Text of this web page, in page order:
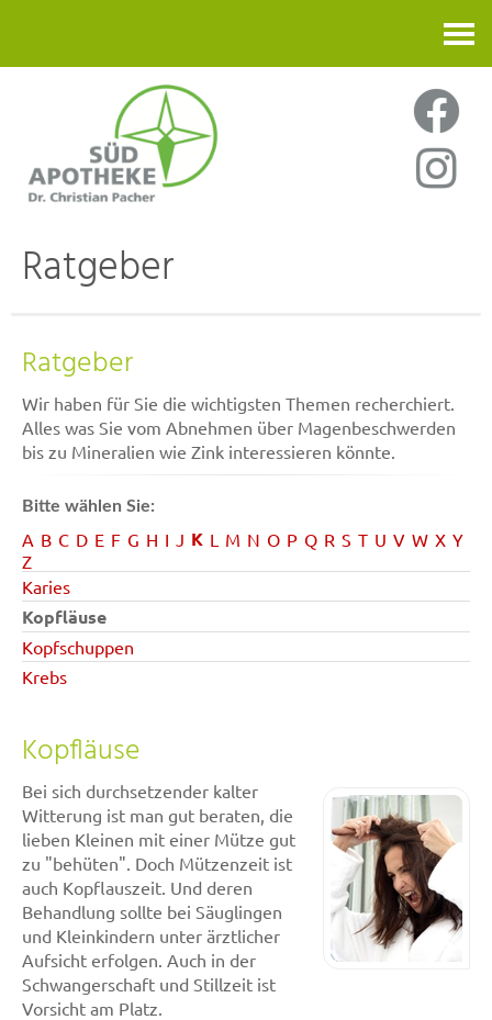
Ratgeber
Ratgeber
Wir haben für Sie die wichtigsten Themen recherchiert.
Alles was Sie vom Abnehmen über Magenbeschwerden
bis zu Mineralien wie Zink interessieren könnte.
Bitte wählen Sie:
A B C D E F G H I J K L M N O P Q R S T U V W X Y
Z
Karies
Kopfläuse
Kopfschuppen
Krebs
Kopfläuse
Bei sich durchsetzender kalter
Witterung ist man gut beraten, die
lieben Kleinen mit einer Mütze gut
zu "behüten". Doch Mützenzeit ist
auch Kopflauszeit. Und deren
Behandlung sollte bei Säuglingen
und Kleinkindern unter ärztlicher
Aufsicht erfolgen. Auch in der
Schwangerschaft und Stillzeit ist
Vorsicht am Platz.